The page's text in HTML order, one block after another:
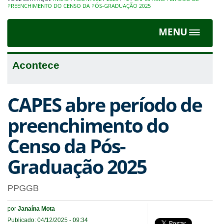
PREENCHIMENTO DO CENSO DA PÓS-GRADUAÇÃO 2025
MENU
Toggle
Acontece
CAPES abre período de
preenchimento do
Censo da Pós-
Graduação 2025
PPGGB
por Janaína Mota
Publicado: 04/12/2025 - 09:34